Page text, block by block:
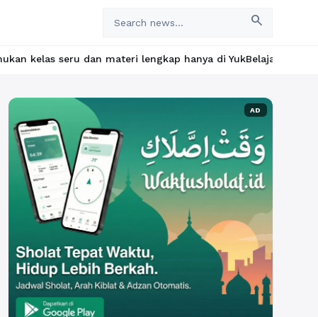
search
lengkap hanya di YukBelajar.com. Mulai langkah
AD